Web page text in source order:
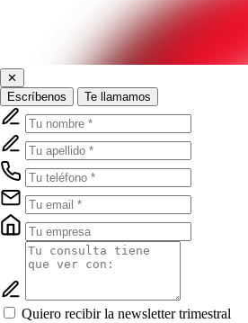
✕
Escríbenos
Te llamamos
Quiero recibir la newsletter trimestral